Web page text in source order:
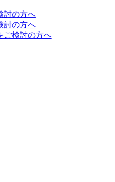
討の方へ
討の方へ
ご検討の方へ